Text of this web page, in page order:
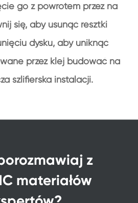
go z powrotem przez na
się, aby usunąć resztki
dysku, aby uniknąć
przez klej budować na
szlifierska instalacji.
z
materiałów